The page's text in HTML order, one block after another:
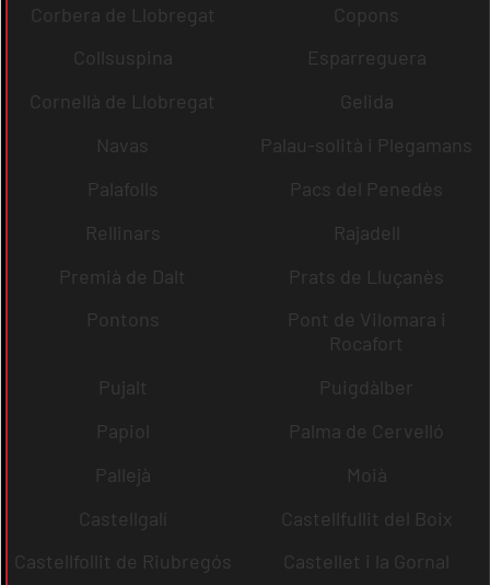
Corbera de Llobregat
Copons
Collsuspina
Esparreguera
Cornellà de Llobregat
Gelida
Navas
Palau-solità i Plegamans
Palafolls
Pacs del Penedès
Rellinars
Rajadell
Premià de Dalt
Prats de Lluçanès
Pontons
Pont de Vilomara i
Rocafort
Pujalt
Puigdàlber
Papiol
Palma de Cervelló
Pallejà
Moià
Castellgalí
Castellfullit del Boix
Castellfollit de Riubregós
Castellet i la Gornal